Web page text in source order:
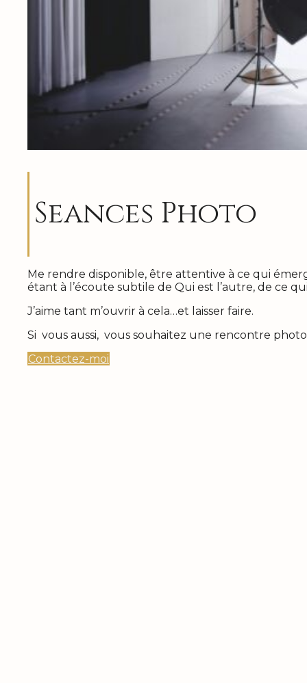
Seances Photo
Me rendre disponible, être attentive à ce qui
étant à l’écoute subtile de Qui est l’autre, de ce
J’aime tant m’ouvrir à cela…et laisser faire.
Si vous aussi, vous souhaitez une rencontre
Contactez-moi